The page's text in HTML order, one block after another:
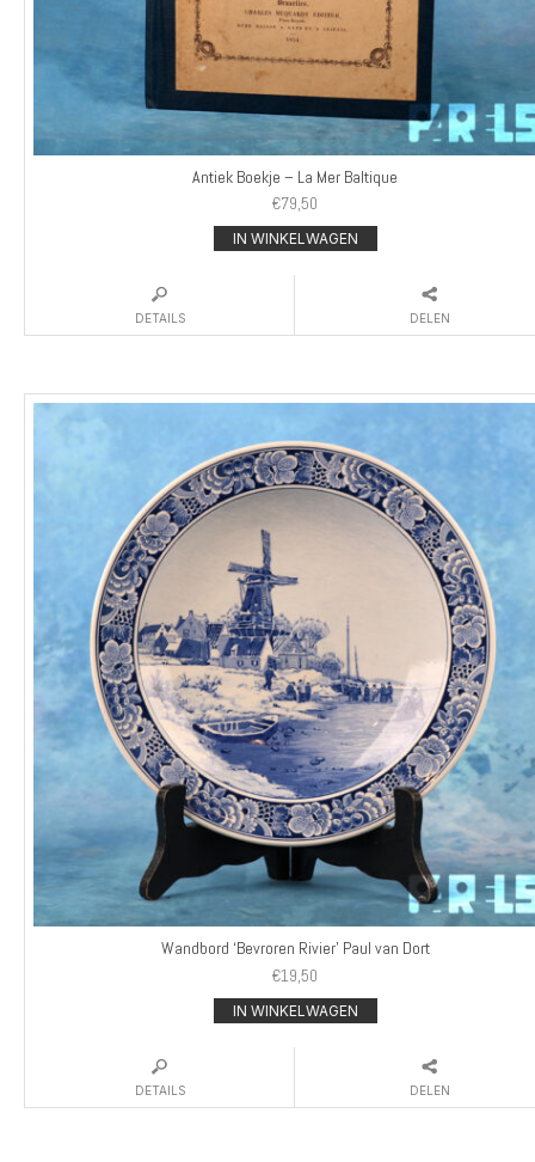
Antiek Boekje – La Mer Baltique
€79,50
IN WINKELWAGEN
DETAILS DELEN
Wandbord ‘Bevroren Rivier’ Paul van Dort
€19,50
IN WINKELWAGEN
DETAILS DELEN